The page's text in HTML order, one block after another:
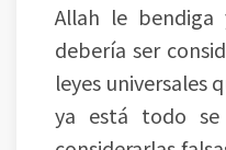
Allah le
debería ser
leyes universales
ya está todo se